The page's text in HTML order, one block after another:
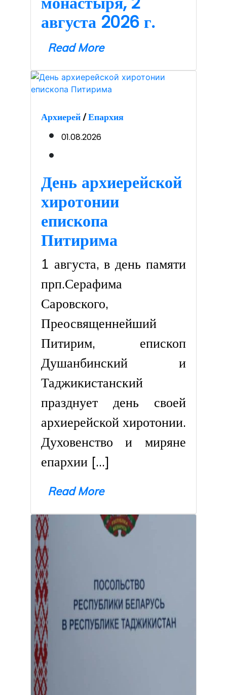
августа 2026 г.
Read More
Архиерей/Епархия
01.08.2026
День архиерейской
хиротонии
епископа
Питирима
1 августа, в день памяти
прп.Серафима
Саровского,
Преосвященнейший
Питирим, епископ
Душанбинский и
Таджикистанский
празднует день своей
архиерейской хиротонии.
Духовенство и миряне
епархии […]
Read More